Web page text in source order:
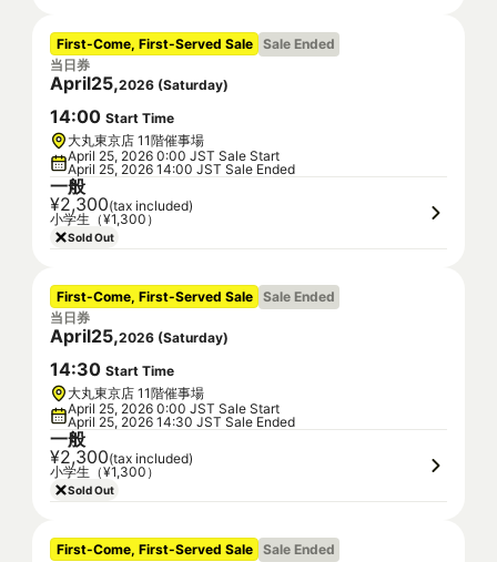
First-Come, First-Served Sale Sale Ended
当日券
April25,2026 (Saturday)
14:00 Start Time
大丸東京店 11階催事場
April 25, 2026 0:00 JST Sale Start
April 25, 2026 14:00 JST Sale Ended
一般
¥2,300(tax included)
小学生（¥1,300）
Sold Out
First-Come, First-Served Sale Sale Ended
当日券
April25,2026 (Saturday)
14:30 Start Time
大丸東京店 11階催事場
April 25, 2026 0:00 JST Sale Start
April 25, 2026 14:30 JST Sale Ended
一般
¥2,300(tax included)
小学生（¥1,300）
Sold Out
First-Come, First-Served Sale Sale Ended